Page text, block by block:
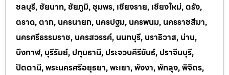
ชลบุรี, ชัยนาท, ชัยภูมิ, ชุมพร, เชียงราย, เชียงใหม่, ตรัง,
ตราด, ตาก, นครนายก, นครปฐม, นครพนม, นครราชสีมา,
นครศรีธรรมราช, นครสวรรค์, นนทบุรี, นราธิวาส, น่าน,
บึงกาฬ, บุรีรัมย์, ปทุมธานี, ประจวบคีรีขันธ์, ปราจีนบุรี,
ปัตตานี, พระนครศรีอยุธยา, พะเยา, พังงา, พัทลุง, พิจิตร,